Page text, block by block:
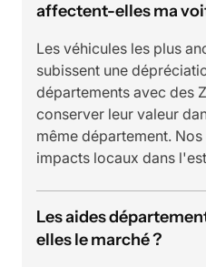
affectent-elles ma
Les véhicules les plus
subissent une
départements avec des
conserver leur valeur
même département.
impacts locaux dans
Les aides
elles le marché ?